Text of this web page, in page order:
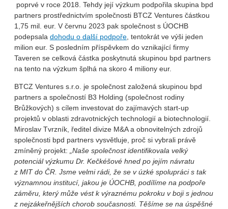
poprvé v roce 2018. Tehdy její výzkum podpořila skupina bpd
partners prostřednictvím společnosti BTCZ Ventures částkou
1,75 mil. eur. V červnu 2023 pak společnost s ÚOCHB
podepsala dohodu o další podpoře, tentokrát ve výši jeden
milion eur. S posledním příspěvkem do vznikající firmy
Taveren se celková částka poskytnutá skupinou bpd partners
na tento na výzkum šplhá na skoro 4 miliony eur.
BTCZ Ventures s.r.o. je společnost založená skupinou bpd
partners a společností B3 Holding (společnost rodiny
Brůžkových) s cílem investovat do zajímavých start-up
projektů v oblasti zdravotnických technologií a biotechnologií.
Miroslav Tvrzník, ředitel divize M&A a obnovitelných zdrojů
společnosti bpd partners vysvětluje, proč si vybrali právě
zmíněný projekt: „Naše společnost identifikovala velký
potenciál výzkumu Dr. Kečkéšové hned po jejím návratu
z MIT do ČR. Jsme velmi rádi, že se v úzké spolupráci s tak
významnou institucí, jakou je ÚOCHB, podílíme na podpoře
záměru, který může vést k výraznému pokroku v boji s jednou
z nejzákeřnějších chorob současnosti. Těšíme se na úspěšné